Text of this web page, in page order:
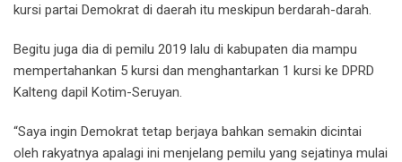
kursi partai Demokrat di daerah itu meskipun berdarah-darah.
Begitu juga dia di pemilu 2019 lalu di kabupaten dia mampu
mempertahankan 5 kursi dan menghantarkan 1 kursi ke DPRD
Kalteng dapil Kotim-Seruyan.
“Saya ingin Demokrat tetap berjaya bahkan semakin dicintai
oleh rakyatnya apalagi ini menjelang pemilu yang sejatinya mulai